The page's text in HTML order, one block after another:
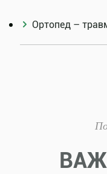
Ортопед –